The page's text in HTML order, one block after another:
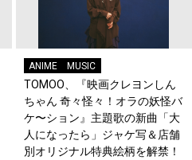
ANIME MUSIC
TOMOO、『映画クレヨンしん
ちゃん 奇々怪々！オラの妖怪バ
ケ〜ション』主題歌の新曲「大
人になったら」ジャケ写＆店舗
別オリジナル特典絵柄を解禁！